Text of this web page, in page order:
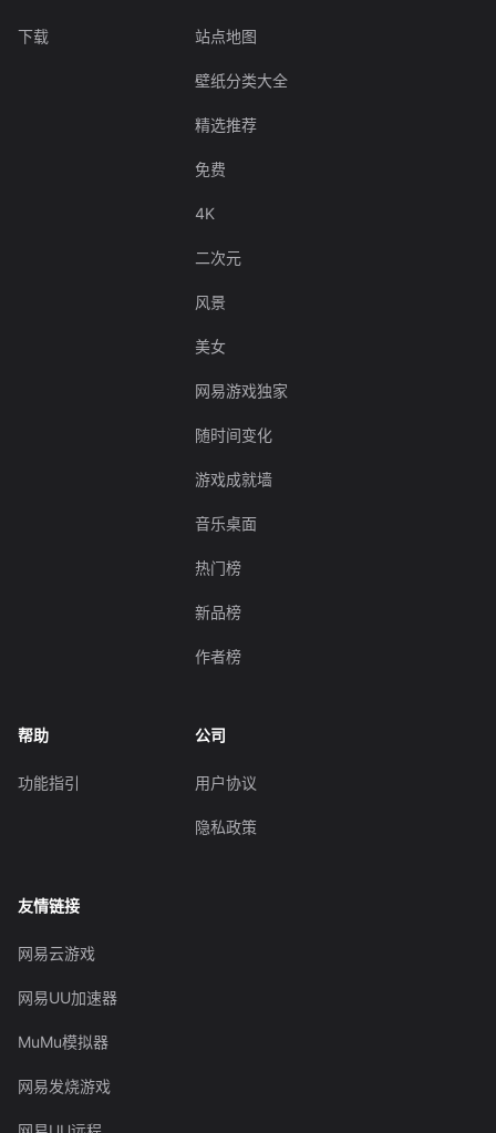
下载 站点地图
壁纸分类大全
精选推荐
免费
4K
二次元
风景
美女
网易游戏独家
随时间变化
游戏成就墙
音乐桌面
热门榜
新品榜
作者榜
帮助
功能指引
公司
用户协议
隐私政策
友情链接
网易云游戏
网易UU加速器
MuMu模拟器
网易发烧游戏